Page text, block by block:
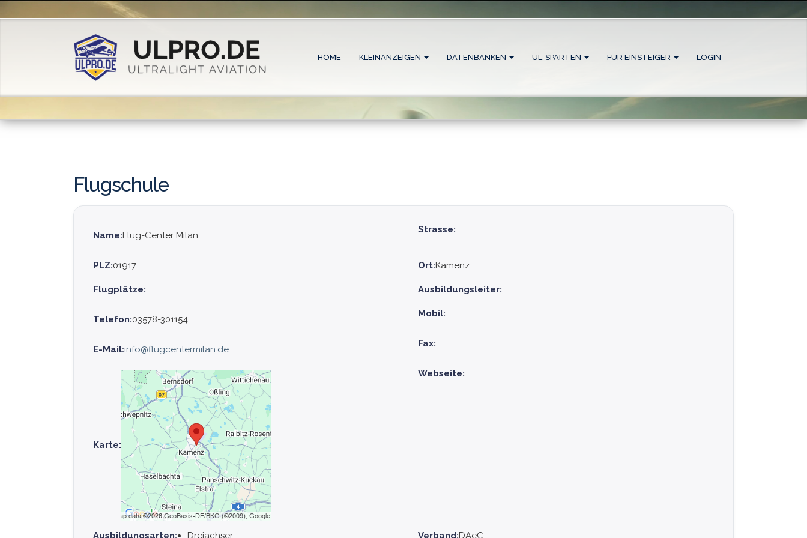
HOME KLEINANZEIGEN DATENBANKEN UL-SPARTEN FÜR EINSTEIGER LOGIN
Flugschule
Name:Flug-Center Milan
Strasse:
PLZ:01917 Ort:Kamenz
Flugplätze: Ausbildungsleiter:
Telefon:03578-301154
Mobil:
E-Mail:info@flugcentermilan.de
Fax:
Karte:
Webseite:
Ausbildungsarten: Dreiachser Verband:DAeC